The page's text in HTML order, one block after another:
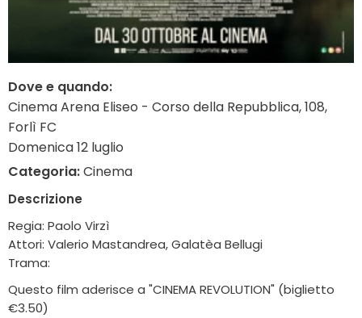
Dove e quando:
Cinema Arena Eliseo - Corso della Repubblica, 108,
Forlì FC
Domenica 12 luglio
Categoria:Cinema
Descrizione
Regia: Paolo Virzì
Attori: Valerio Mastandrea, Galatèa Bellugi
Trama:
Questo film aderisce a "CINEMA REVOLUTION" (biglietto
€3.50)